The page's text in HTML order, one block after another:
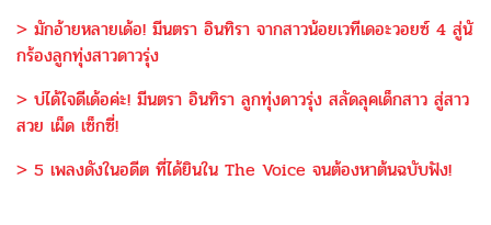
> มักอ้ายหลายเด้อ! มีนตรา อินทิรา จากสาวน้อยเวทีเดอะวอยซ์ 4 สู่นั
กร้องลูกทุ่งสาวดาวรุ่ง
> บ่ได้ใจดีเด้อค่ะ! มีนตรา อินทิรา ลูกทุ่งดาวรุ่ง สลัดลุคเด็กสาว สู่สาว
สวย เผ็ด เซ็กซี่!
> 5 เพลงดังในอดีต ที่ได้ยินใน The Voice จนต้องหาต้นฉบับฟัง!